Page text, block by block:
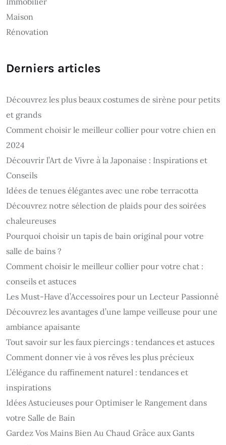
Maison
Rénovation
Derniers articles
Découvrez les plus beaux costumes de sirène pour petits
et grands
Comment choisir le meilleur collier pour votre chien en
2024
Découvrir l’Art de Vivre à la Japonaise : Inspirations et
Conseils
Idées de tenues élégantes avec une robe terracotta
Découvrez notre sélection de plaids pour des soirées
chaleureuses
Pourquoi choisir un tapis de bain original pour votre
salle de bains ?
Comment choisir le meilleur collier pour votre chat :
conseils et astuces
Les Must-Have d’Accessoires pour un Lecteur Passionné
Découvrez les avantages d’une lampe veilleuse pour une
ambiance apaisante
Tout savoir sur les faux piercings : tendances et astuces
Comment donner vie à vos rêves les plus précieux
L’élégance du raffinement naturel : tendances et
inspirations
Idées Astucieuses pour Optimiser le Rangement dans
votre Salle de Bain
Gardez Vos Mains Bien Au Chaud Grâce aux Gants